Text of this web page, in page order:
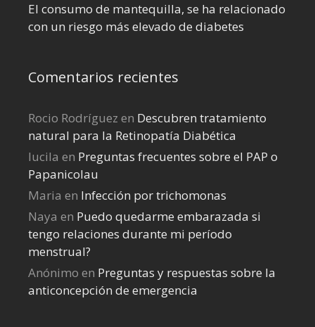
El consumo de mantequilla, se ha relacionado
con un riesgo más elevado de diabetes
Comentarios recientes
Rocio Rodríguez en Descubren tratamiento
natural para la Retinopatía Diabética
lucila en Preguntas frecuentes sobre el PAP o
Papanicolau
Maria en Infección por trichomonas
Naya en Puedo quedarme embarazada si
tengo relaciones durante mi perí­odo
menstrual?
Anónimo en Preguntas y respuestas sobre la
anticoncepción de emergencia